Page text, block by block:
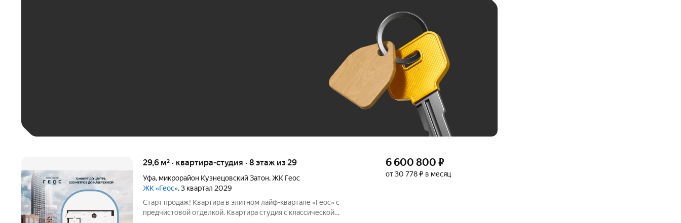
29,6 м² · квартира-студия · 8 этаж из 29
Уфа, микрорайон Кузнецовский Затон,ЖК Геос
ЖК «Геос», 3 квартал 2029
Старт продаж! Квартира в элитном лайф-квартале «Геос» с
предчистовой отделкой. Квартира студия с классической
6 600 800 ₽
от 30 778 ₽ в месяц